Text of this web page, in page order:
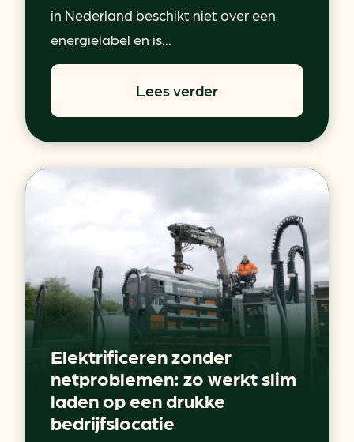
in Nederland beschikt niet over een
energielabel en is...
Lees verder
Elektrificeren zonder
netproblemen: zo werkt slim
laden op een drukke
bedrijfslocatie